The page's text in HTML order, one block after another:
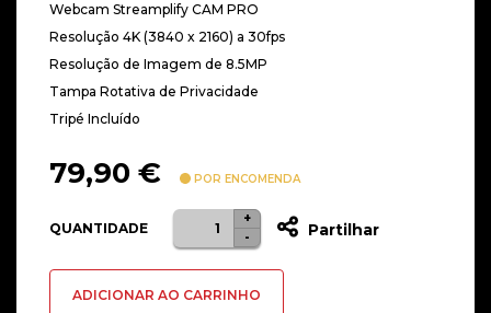
Webcam Streamplify CAM PRO
Resolução 4K (3840 x 2160) a 30fps
Resolução de Imagem de 8.5MP
Tampa Rotativa de Privacidade
Tripé Incluído
79,90 € POR ENCOMENDA
QUANTIDADE
Quantidade
de
Streamplify
-
+
Partilhar
ADICIONAR AO CARRINHO